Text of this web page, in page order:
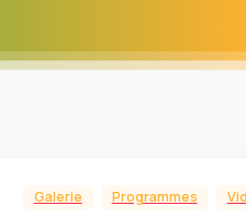
Galerie Programmes